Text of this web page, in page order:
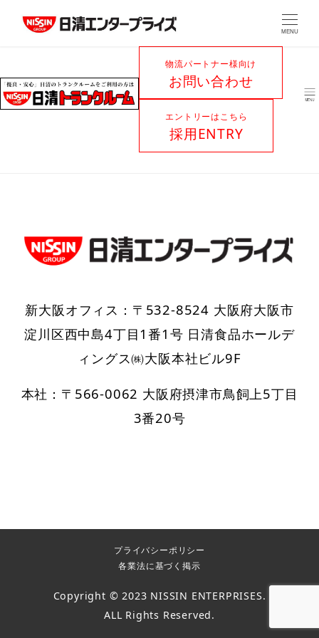
MENU
物流パートナー様向け
お問い合わせ
エントリーはこちら
採用ENTRY
新大阪オフィス：〒532-8524 大阪府大阪市
淀川区西中島4丁目1番1号 日清食品ホールデ
ィングス㈱大阪本社ビル9F
本社：〒566-0062 大阪府摂津市鳥飼上5丁目
3番20号
プライバシーポリシー
各業法に基づく掲示
Copyright © 2023 NISSIN ENTERPRISES.
ALL Rights Reserved.